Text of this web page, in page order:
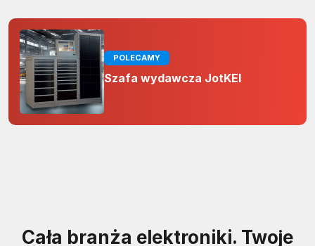
POLECAMY
Szafa wydawcza JotKEl
Cała branża elektroniki. Twoje